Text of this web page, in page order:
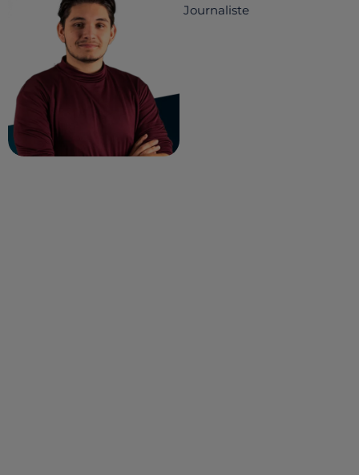
Journaliste